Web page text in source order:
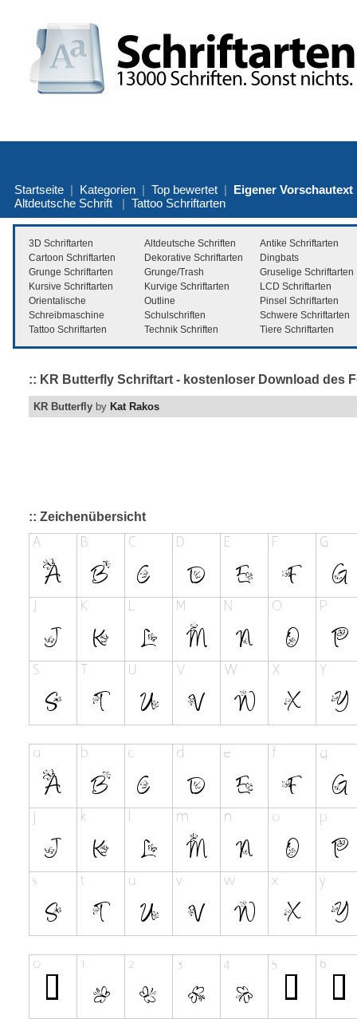
Startseite | Kategorien | Top bewertet | Eigener Vorschautext
Altdeutsche Schrift | Tattoo Schriftarten
3D Schriftarten Altdeutsche Schriften
Antike Schriftarten
Cartoon Schriftarten
Dekorative Schriftarten
Dingbats
Grunge Schriftarten
Grunge/Trash
Gruselige Schriftarten
Kursive Schriftarten
Kurvige Schriftarten
LCD Schriftarten
Orientalische
Outline
Pinsel Schriftarten
Schreibmaschine
Schulschriften
Schwere Schriftarten
Tattoo Schriftarten
Technik Schriften Tiere Schriftarten
:: KR Butterfly Schriftart - kostenloser Download des
KR Butterfly by Kat Rakos
:: Zeichenübersicht